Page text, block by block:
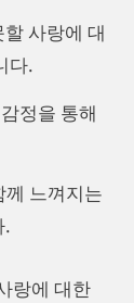
사랑에 대
다.
정을 통해
께 느껴지는
.
랑에 대한